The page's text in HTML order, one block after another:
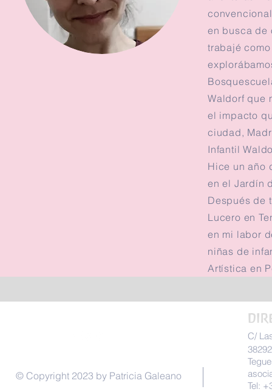
en busca de
trabajé
Waldorf que
el impacto
ciudad,
Infantil
Hice un año
en el Jardín
Después de
Lucero en
en mi labor
niñas de
Artística en
© Copyright 2023 by Patricia Galeano
C/
Tel: